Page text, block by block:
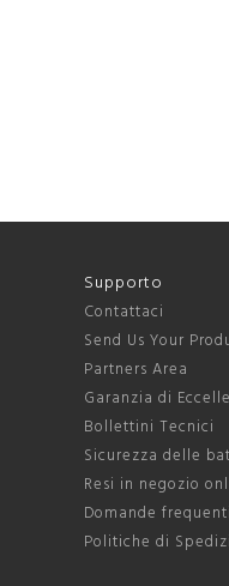
Supporto
Contattaci
Send Us Your
Partners Area
Garanzia di
Bollettini Tecnici
Sicurezza delle
Resi in negozio
Domande
Politiche di